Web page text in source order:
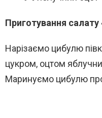
Приготування салату
Нарізаємо цибулю
цукром, оцтом
Маринуємо цибулю